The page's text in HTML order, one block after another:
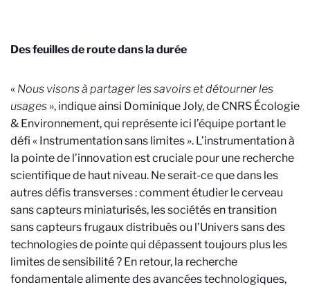
Des feuilles de route dans la durée
« Nous visons à partager les savoirs et détourner les
usages », indique ainsi Dominique Joly, de CNRS Écologie
& Environnement, qui représente ici l’équipe portant le
défi « Instrumentation sans limites ». L’instrumentation à
la pointe de l’innovation est cruciale pour une recherche
scientifique de haut niveau. Ne serait-ce que dans les
autres défis transverses : comment étudier le cerveau
sans capteurs miniaturisés, les sociétés en transition
sans capteurs frugaux distribués ou l’Univers sans des
technologies de pointe qui dépassent toujours plus les
limites de sensibilité ? En retour, la recherche
fondamentale alimente des avancées technologiques,